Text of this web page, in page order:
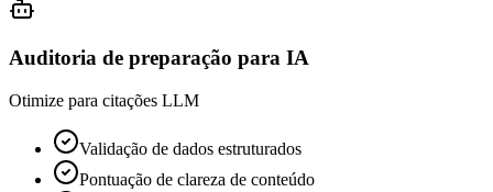
Auditoria de preparação para IA
Otimize para citações LLM
Validação de dados estruturados
Pontuação de clareza de conteúdo